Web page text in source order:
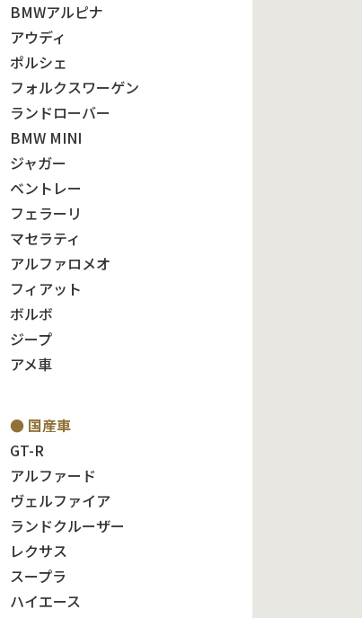
BMWアルピナ
アウディ
ポルシェ
フォルクスワーゲン
ランドローバー
BMW MINI
ジャガー
ベントレー
フェラーリ
マセラティ
アルファロメオ
フィアット
ボルボ
ジープ
アメ車
● 国産車
GT-R
アルファード
ヴェルファイア
ランドクルーザー
レクサス
スープラ
ハイエース